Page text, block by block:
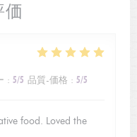
価
: 5/5 品質-価格 : 5/5
food. Loved the